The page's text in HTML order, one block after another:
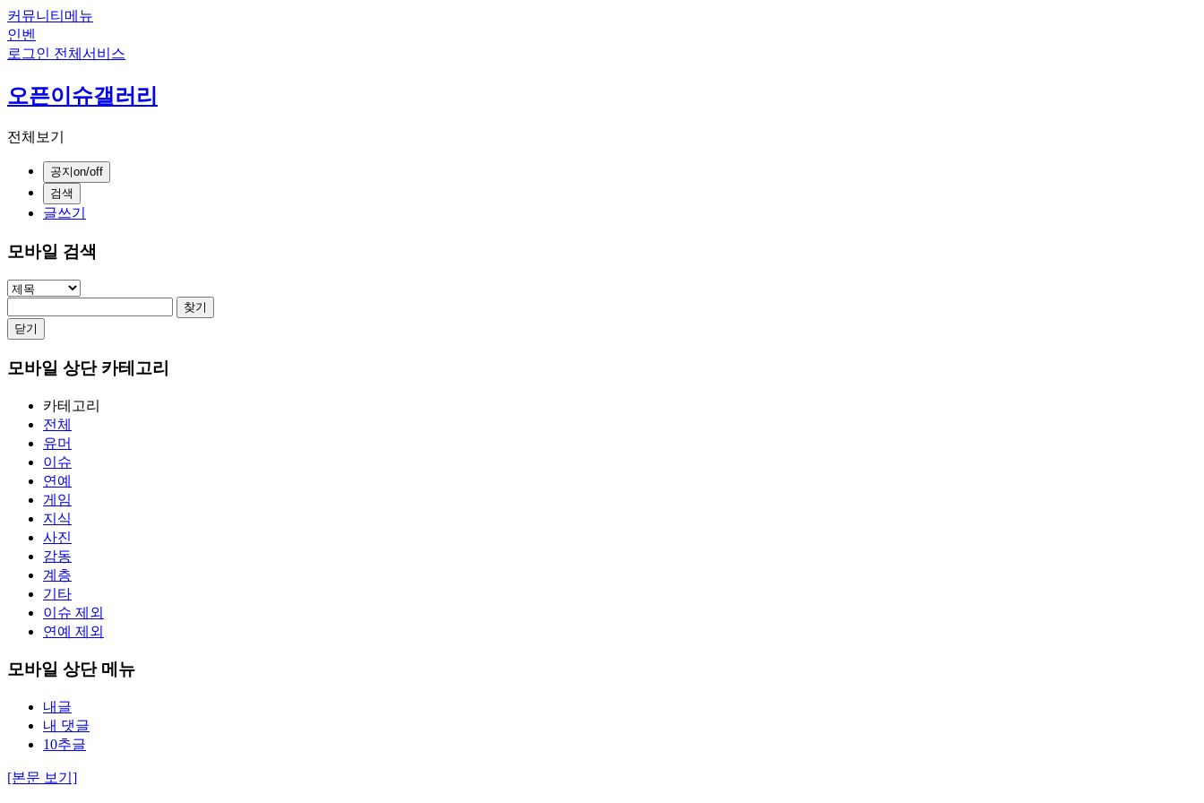
커뮤니티메뉴
인벤
로그인 전체서비스
오픈이슈갤러리
전체보기
공지on/off
검색
글쓰기
모바일 검색
찾기
닫기
모바일 상단 카테고리
카테고리
전체
유머
이슈
연예
게임
지식
사진
감동
계층
기타
이슈 제외
연예 제외
모바일 상단 메뉴
내글
내 댓글
10추글
[본문 보기]